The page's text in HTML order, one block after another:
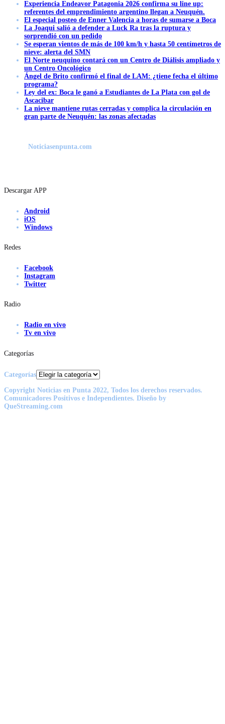
Experiencia Endeavor Patagonia 2026 confirma su line up:
referentes del emprendimiento argentino llegan a Neuquén.
El especial posteo de Enner Valencia a horas de sumarse a Boca
La Joaqui salió a defender a Luck Ra tras la ruptura y
sorprendió con un pedido
Se esperan vientos de más de 100 km/h y hasta 50 centímetros de
nieve: alerta del SMN
El Norte neuquino contará con un Centro de Diálisis ampliado y
un Centro Oncológico
Ángel de Brito confirmó el final de LAM: ¿tiene fecha el último
programa?
Ley del ex: Boca le ganó a Estudiantes de La Plata con gol de
Ascacibar
La nieve mantiene rutas cerradas y complica la circulación en
gran parte de Neuquén: las zonas afectadas
Noticiasenpunta.com
Descargar APP
Android
iOS
Windows
Redes
Facebook
Instagram
Twitter
Radio
Radio en vivo
Tv en vivo
Categorías
Categorías
Copyright Noticias en Punta 2022, Todos los derechos reservados.
Comunicadores Positivos e Independientes. Diseño by
QueStreaming.com